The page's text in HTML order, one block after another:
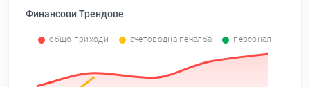
Финансови Трендове
общо приходи счетоводна печалба персонал